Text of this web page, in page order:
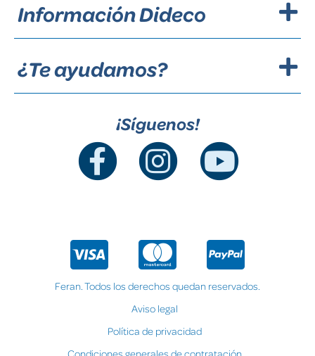
Información Dideco
¿Te ayudamos?
¡Síguenos!
Feran. Todos los derechos quedan reservados.
Aviso legal
Política de privacidad
Condiciones generales de contratación